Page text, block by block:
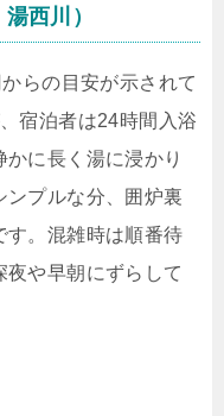
西川）
らの目安が示されて
宿泊者は24時間入浴
に長く湯に浸かり
ンプルな分、囲炉裏
す。混雑時は順番待
や早朝にずらして